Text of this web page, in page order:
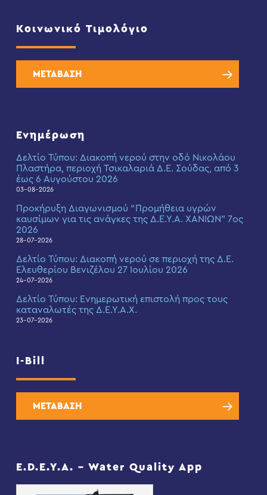
Κοινωνικό Τιμολόγιο
ΜΕΤΑΒΑΣΗ
Ενημέρωση
Δελτίο Τύπου: Διακοπή νερού στην οδό Νικολάου
Πλαστήρα, περιοχή Τσικαλαριά Δ.Ε. Σούδας, από 3
έως 6 Αυγούστου 2026
03-08-2026
Προκήρυξη Διαγωνισμού “Προμήθεια υγρών
καυσίμων για τις ανάγκες της Δ.Ε.Υ.Α. ΧΑΝΙΩΝ” 7ος
2026
28-07-2026
Δελτίο Τύπου: Διακοπή νερού σε περιοχή της Δ.Ε.
Ελευθερίου Βενιζέλου 27 Ιουλίου 2026
24-07-2026
Δελτίο Τύπου: Eνημερωτική επιστολή προς τους
καταναλωτές της Δ.Ε.Υ.Α.Χ.
23-07-2026
I-Bill
ΜΕΤΑΒΑΣΗ
E.D.E.Y.A. – Water Quality App